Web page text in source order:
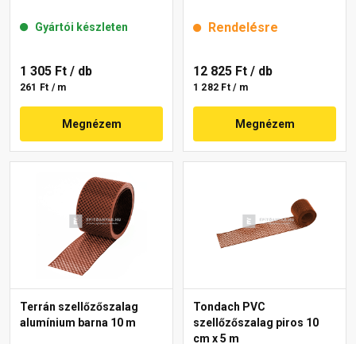
Gyártói készleten
1 305 Ft / db
261 Ft / m
Megnézem
Rendelésre
12 825 Ft / db
1 282 Ft / m
Megnézem
Terrán szellőzőszalag
alumínium barna 10 m
Tondach PVC
szellőzőszalag piros 10
cm x 5 m